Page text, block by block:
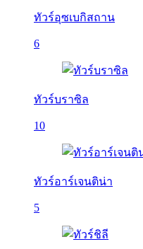
ทัวร์อุซเบกิสถาน
6
ทัวร์บราซิล
10
ทัวร์อาร์เจนติน่า
5